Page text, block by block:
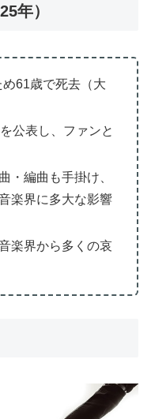
年）
め61歳で死去（大
公表し、ファンと
・編曲も手掛け、
楽界に多大な影響
楽界から多くの哀